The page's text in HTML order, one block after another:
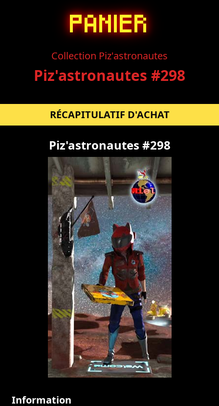
PANIER
Collection Piz'astronautes
Piz'astronautes #298
RÉCAPITULATIF D'ACHAT
Information
Piz'astronautes #298